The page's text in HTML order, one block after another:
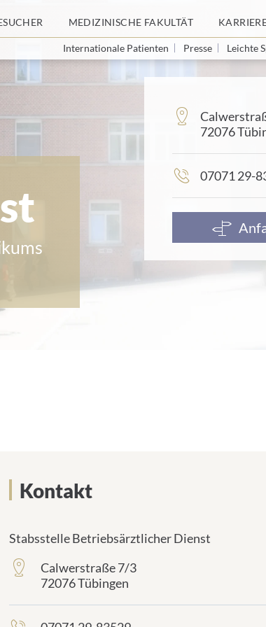
MEDIZINISCHE FAKULTÄT
Internationale Patienten Presse Leichte
Adresse:
72076
07071 29-
Kontakt
Stabsstelle Betriebsärztlicher Dienst
frontend.sr-
only_#
Calwerstraße 7/3
72076 Tübingen